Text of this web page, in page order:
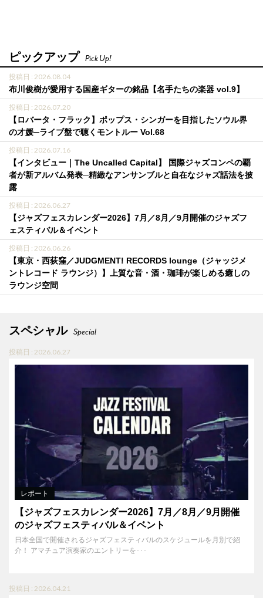
ピックアップ Pick Up!
投稿日 : 2026.08.04
布川俊樹が愛用する国産ギターの銘品【名手たちの楽器 vol.9】
投稿日 : 2026.07.20
【ロバータ・フラック】ポップス・シンガーを目指したソウル界
の才媛─ライブ盤で聴くモントルー Vol.68
投稿日 : 2026.07.16
【インタビュー｜The Uncalled Capital】 国際ジャズコンペの覇
者が新アルバム発表─精緻なアンサンブルと自在なジャズ話法を披
露
投稿日 : 2026.06.27
【ジャズフェスカレンダー2026】7月／8月／9月開催のジャズフ
ェスティバル＆イベント
投稿日 : 2026.06.26
【東京・西荻窪／JUDGMENT! RECORDS lounge（ジャッジメ
ントレコード ラウンジ）】上質な音・酒・珈琲が楽しめる癒しの
ラウンジ空間
スペシャル Special
投稿日 : 2026.06.27
レポート
【ジャズフェスカレンダー2026】7月／8月／9月開催
のジャズフェスティバル＆イベント
日本全国で開催されるジャズフェスティバルのスケジュールを月別で紹
介！ アマチュア演奏家のエントリーを･･･
投稿日 : 2026.04.21